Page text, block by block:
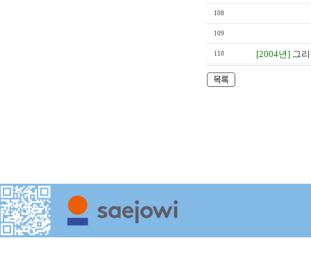
108
109
110 [2004년] 그